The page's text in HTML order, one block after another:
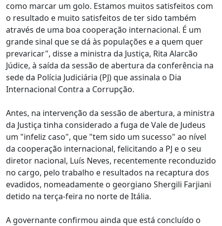
como marcar um golo. Estamos muitos satisfeitos com
o resultado e muito satisfeitos de ter sido também
através de uma boa cooperação internacional. É um
grande sinal que se dá às populações e a quem quer
prevaricar", disse a ministra da Justiça, Rita Alarcão
Júdice, à saída da sessão de abertura da conferência na
sede da Polícia Judiciária (PJ) que assinala o Dia
Internacional Contra a Corrupção.
Antes, na intervenção da sessão de abertura, a ministra
da Justiça tinha considerado a fuga de Vale de Judeus
um "infeliz caso", que "tem sido um sucesso" ao nível
da cooperação internacional, felicitando a PJ e o seu
diretor nacional, Luís Neves, recentemente reconduzido
no cargo, pelo trabalho e resultados na recaptura dos
evadidos, nomeadamente o georgiano Shergili Farjiani
detido na terça-feira no norte de Itália.
A governante confirmou ainda que está concluído o